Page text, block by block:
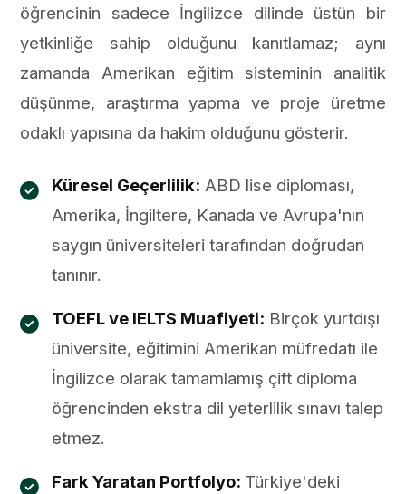
öğrencinin sadece İngilizce dilinde üstün bir
yetkinliğe sahip olduğunu kanıtlamaz; aynı
zamanda Amerikan eğitim sisteminin analitik
düşünme, araştırma yapma ve proje üretme
odaklı yapısına da hakim olduğunu gösterir.
Küresel Geçerlilik: ABD lise diploması,
Amerika, İngiltere, Kanada ve Avrupa'nın
saygın üniversiteleri tarafından doğrudan
tanınır.
TOEFL ve IELTS Muafiyeti: Birçok yurtdışı
üniversite, eğitimini Amerikan müfredatı ile
İngilizce olarak tamamlamış çift diploma
öğrencinden ekstra dil yeterlilik sınavı talep
etmez.
Fark Yaratan Portfolyo: Türkiye'deki